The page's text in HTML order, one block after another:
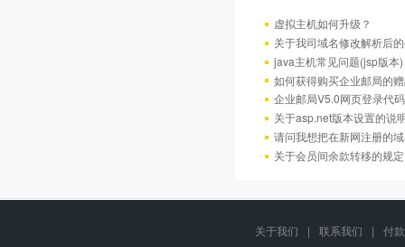
虚拟主机如何升级？
关于我司域名修改解析后
java主机常见问题(jsp版本)
如何获得购买企业邮局的
企业邮局V5.0网页登录代码
关于asp.net版本设置的说
请问我想把在新网注册的
关于会员间余款转移的规定
关于我们 | 联系我们 |
付